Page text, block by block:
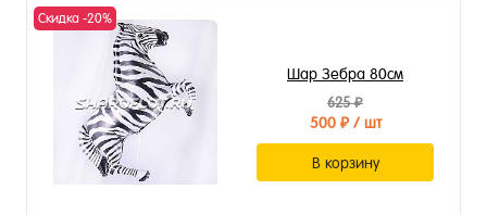
Скидка -20%
Шар Зебра 80см
625 ₽
500 ₽/ шт
В корзину